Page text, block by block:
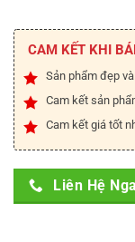
CAM KẾT KHI
Sản phẩm đẹp
Cam kết sản
Cam kết giá tốt
Liên Hệ